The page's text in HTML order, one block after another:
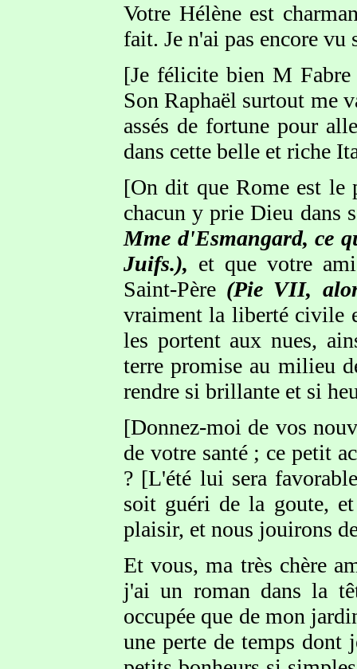
Votre Hélène est
fait. Je n'ai pas encore
[Je félicite bien M
Son Raphaël surtout me
assés de fortune pour
dans cette belle et riche
[On dit que Rome est le
chacun y prie Dieu dans
Mme d'Esmangard, ce
Juifs.), et que votre
Saint-Père (Pie VII,
vraiment la liberté civile
les portent aux nues,
terre promise au milieu
rendre si brillante et si
[Donnez-moi de vos
de votre santé ; ce petit
? [L'été lui sera
soit guéri de la goute,
plaisir, et nous jouirons
Et vous, ma très chère
j'ai un roman dans la
occupée que de mon
une perte de temps dont